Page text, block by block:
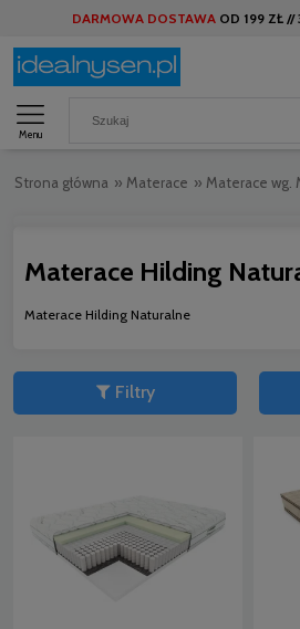
DARMOWA DOSTAWA OD 199 ZŁ //
Menu
Strona główna » Materace » Materace wg.
Materace Hilding
Materace Hilding Naturalne
Filtry